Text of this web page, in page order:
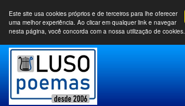
Este site usa cookies próprios e de terceiros para lhe oferecer
uma melhor experiência. Ao clicar em qualquer link e navegar
nesta página, você concorda com a nossa utilização de cookies.